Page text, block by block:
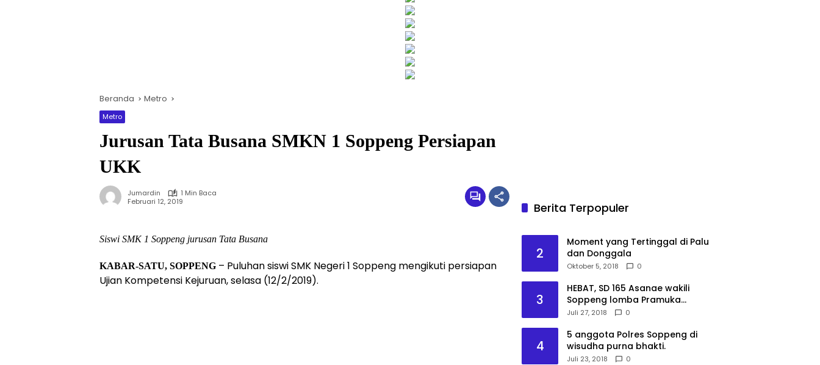
Beranda Metro
Metro
Jurusan Tata Busana SMKN 1 Soppeng Persiapan
UKK
Jumardin
1 Min Baca
Februari 12, 2019
Siswi SMK 1 Soppeng jurusan Tata Busana
KABAR-SATU, SOPPENG – Puluhan siswi SMK Negeri 1 Soppeng mengikuti persiapan
Ujian Kompetensi Kejuruan, selasa (12/2/2019).
Berita Terpopuler
2
Moment yang Tertinggal di Palu
dan Donggala
Oktober 5, 2018 0
3
HEBAT, SD 165 Asanae wakili
Soppeng lomba Pramuka
Penggalang.
Juli 27, 2018 0
4
5 anggota Polres Soppeng di
wisudha purna bhakti.
Juli 23, 2018 0